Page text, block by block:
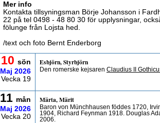
Mer info
Kontakta tillsyningsman Börje Johansson i
22 på tel 0498 - 48 80 30 för upplysningar,
fölunge från Lojsta hed.
/text och foto Bernt Enderborg
10 sön
Maj 2026
Vecka 19
Esbjörn, Styrbjörn
Den romerske kejsaren Claudius II
11 mån
Maj 2026
Vecka 20
Märta, Märit
Baron von Münchhausen föddes 1720,
1904, Richard Feynman 1918. Douglas
2006.